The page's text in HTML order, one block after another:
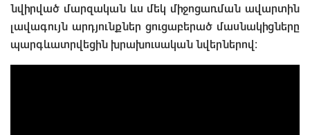
նվիրված մարզական ևս մեկ միջոցառման ավարտին
լավագույն արդյունքներ ցուցաբերած մասնակիցները
պարգևատրվեցին խրախուսական նվերներով։